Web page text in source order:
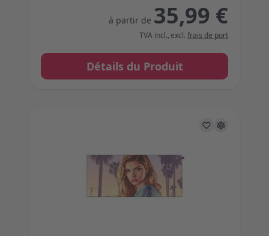
à partir de 35,99 €
TVA incl., excl. frais de port
Détails du Produit